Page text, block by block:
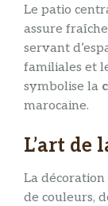
Le patio
assure
servant
familiales et
symbolise la
marocaine.
L’art de
La décoration
de couleurs,